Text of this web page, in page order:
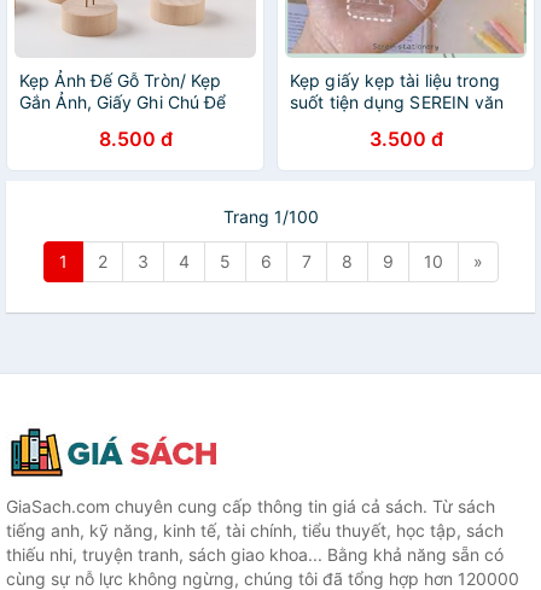
Kẹp Ảnh Đế Gỗ Tròn/ Kẹp
Gắn Ảnh, Giấy Ghi Chú Để
8.500 đ
Kẹp giấy kẹp tài liệu trong
suốt tiện dụng SEREIN văn
3.500 đ
Trang 1/100
1 2 3 4 5 6 7 8 9 10 »
GiaSach.com chuyên cung cấp thông tin giá cả sách. Từ sách
tiếng anh, kỹ năng, kinh tế, tài chính, tiểu thuyết, học tập, sách
thiếu nhi, truyện tranh, sách giao khoa... Bằng khả năng sẵn có
cùng sự nỗ lực không ngừng, chúng tôi đã tổng hợp hơn 120000